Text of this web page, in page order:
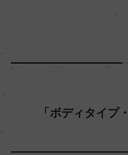
「ボディタイプ